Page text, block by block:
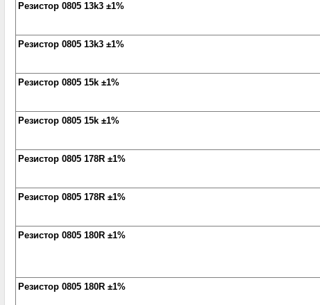
Резистор 0805 13k3 ±1%
Резистор 0805 13k3 ±1%
Резистор 0805 15k ±1%
Резистор 0805 15k ±1%
Резистор 0805 178R ±1%
Резистор 0805 178R ±1%
Резистор 0805 180R ±1%
Резистор 0805 180R ±1%